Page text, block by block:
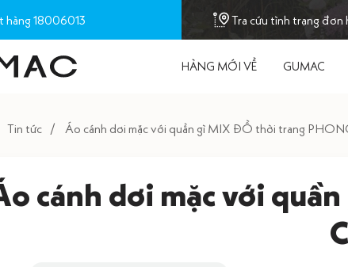
18006013 Tra cứu tình trạng đơn
HÀNG MỚI VỀ GUMAC
Tin tức Áo cánh dơi mặc với quần gì MIX ĐỒ thời trang
cánh dơi mặc với